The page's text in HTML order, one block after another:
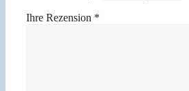
Ihre Rezension *